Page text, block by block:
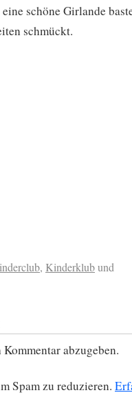
schöne Girlande
schmückt.
, Kinderklubund
Kommentar abzugeben.
Spam zu reduzieren.